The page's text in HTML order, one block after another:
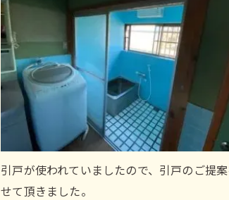
引戸が使われていましたので、引戸のご提
せて頂きました。